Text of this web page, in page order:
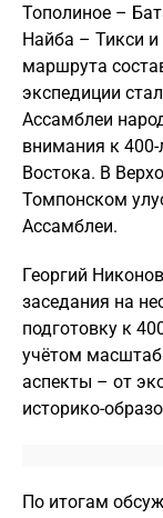
Тополиное –
Найба – Тикси
маршрута
экспедиции
Ассамблеи
внимания к
Востока. В
Томпонском
Ассамблеи.
Георгий
заседания на
подготовку к
учётом
аспекты – от
историко-
По итогам